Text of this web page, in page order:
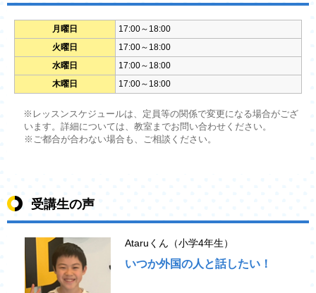
月曜日
17:00～18:00
火曜日
17:00～18:00
水曜日
17:00～18:00
木曜日
17:00～18:00
※レッスンスケジュールは、定員等の関係で変更になる場合がござ
います。詳細については、教室までお問い合わせください。
※ご都合が合わない場合も、ご相談ください。
受講生の声
Ataruくん（小学4年生）
いつか外国の人と話したい！